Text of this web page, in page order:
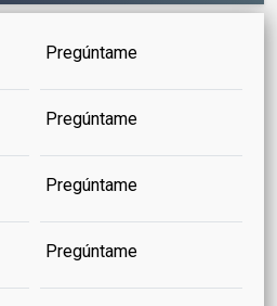
Pregúntame
Pregúntame
Pregúntame
Pregúntame